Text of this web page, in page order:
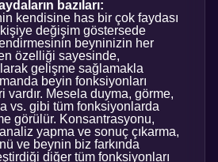
bazıları:
kendisine has bir çok faydası
değişim göstersede
beyninizin her
özelliği sayesinde,
gelişme sağlamakla
beyin fonksiyonları
vardır. Mesela duyma, görme,
vs. gibi tüm fonksiyonlarda
görülür. Konsantrasyonu,
analiz yapma ve sonuç çıkarma,
ve beynin biz farkında
diğer tüm fonksiyonları